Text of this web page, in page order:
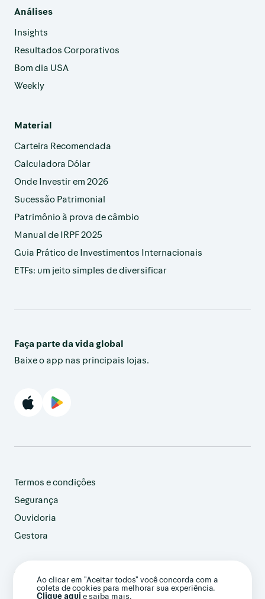
Ao clicar em "Aceitar todos" você concorda com a
coleta de cookies para melhorar sua experiência.
Clique aqui e saiba mais.
Análises
Insights
Resultados Corporativos
Bom dia USA
Weekly
Material
Carteira Recomendada
Calculadora Dólar
Onde Investir em 2026
Sucessão Patrimonial
Patrimônio à prova de câmbio
Manual de IRPF 2025
Guia Prático de Investimentos Internacionais
ETFs: um jeito simples de diversificar
Faça parte da vida global
Baixe o app nas principais lojas.
Termos e condições
Segurança
Ouvidoria
Gestora
customer@avenue.us
+1 786-220-7233
(Ligação internacional)